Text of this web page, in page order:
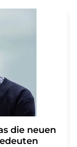
die neuen